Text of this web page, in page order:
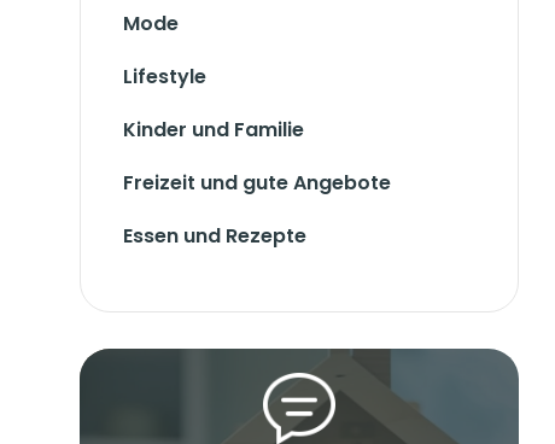
Mode
Lifestyle
Kinder und Familie
Freizeit und gute Angebote
Essen und Rezepte